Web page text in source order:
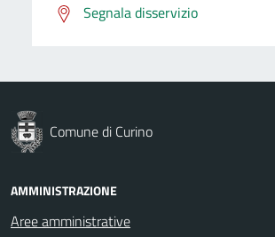
Segnala disservizio
Comune di Curino
AMMINISTRAZIONE
Aree amministrative